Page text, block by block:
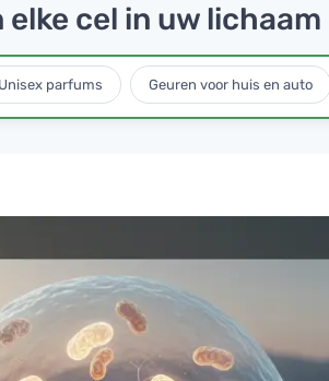
cel in uw lichaam
Unisex parfums Geuren voor huis en auto